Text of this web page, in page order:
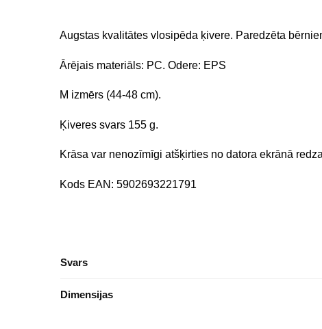
Augstas kvalitātes vlosipēda ķivere. Paredzēta
Ārējais materiāls: PC. Odere: EPS
M izmērs (44-48 cm).
Ķiveres svars 155 g.
Krāsa var nenozīmīgi atšķirties no datora ekrānā
Kods EAN: 5902693221791
Svars
Dimensijas